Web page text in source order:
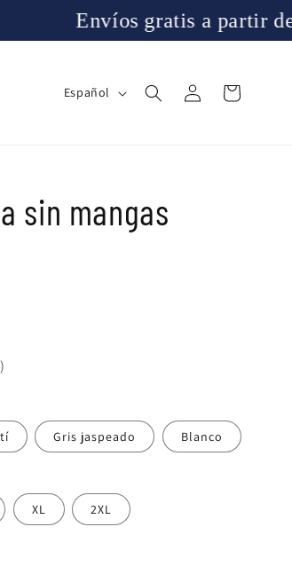
Envíos gratis a partir de 40€
a
Español
sesión
Carrito
sin mangas
Gris jaspeado Blanco
XL 2XL